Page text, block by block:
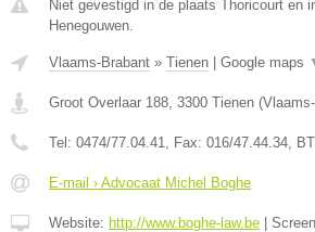
Niet gevestigd in de plaats Thoricourt en
Henegouwen.
Vlaams-Brabant » Tienen | Google maps
Groot Overlaar 188 3300 Tienen (
Tel: 0474/77.04.41 , Fax: 016/47.44.34 ,
E-mail › Advocaat Michel Boghe
Website: http://www.boghe-law.be |